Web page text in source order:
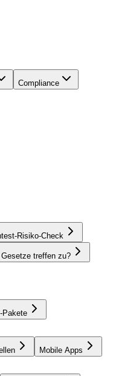
Compliance
Risiko-Check
treffen zu?
Pakete
Mobile Apps